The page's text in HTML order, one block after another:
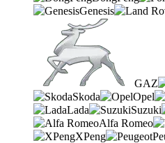
Genesis
GAZ
Skoda
Opel
Lada
Suzuki
Alfa Romeo
XPeng